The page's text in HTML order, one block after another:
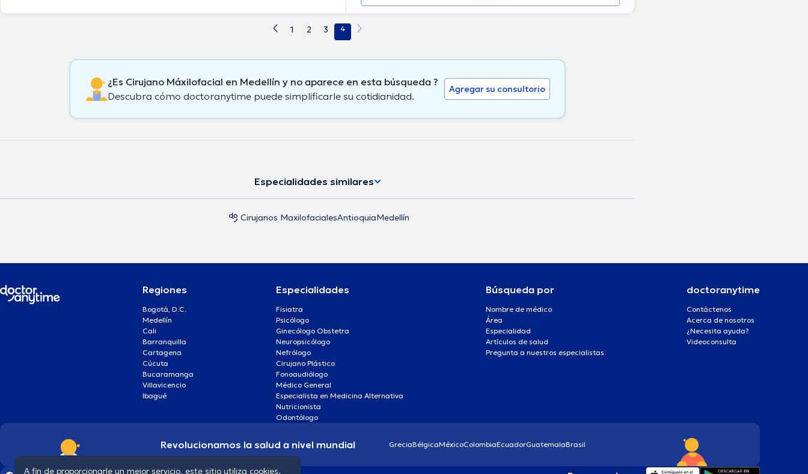
1 2 3 4
¿Es Cirujano Máxilofacial en Medellín y no aparece en esta búsqueda ?
Descubra cómo doctoranytime puede simplificarle su cotidianidad.
Agregar su consultorio
Especialidades similares
Cirujanos MaxilofacialesAntioquiaMedellín
Regiones
Bogotá, D.C.
Medellín
Cali
Barranquilla
Cartagena
Cúcuta
Bucaramanga
Villavicencio
Ibagué
Especialidades
Fisiatra
Psicólogo
Ginecólogo Obstetra
Neuropsicólogo
Nefrólogo
Cirujano Plástico
Fonoaudiólogo
Médico General
Especialista en Medicina Alternativa
Nutricionista
Odontólogo
Búsqueda por
Nombre de médico
Área
Especialidad
Artículos de salud
Pregunta a nuestros especialistas
doctoranytime
Contáctenos
Acerca de nosotros
¿Necesita ayuda?
Videoconsulta
Revolucionamos la salud a nivel mundial GreciaBélgicaMéxicoColombiaEcuadorGuatemalaBrasil
A fin de proporcionarle un mejor servicio, este sitio utiliza cookies.